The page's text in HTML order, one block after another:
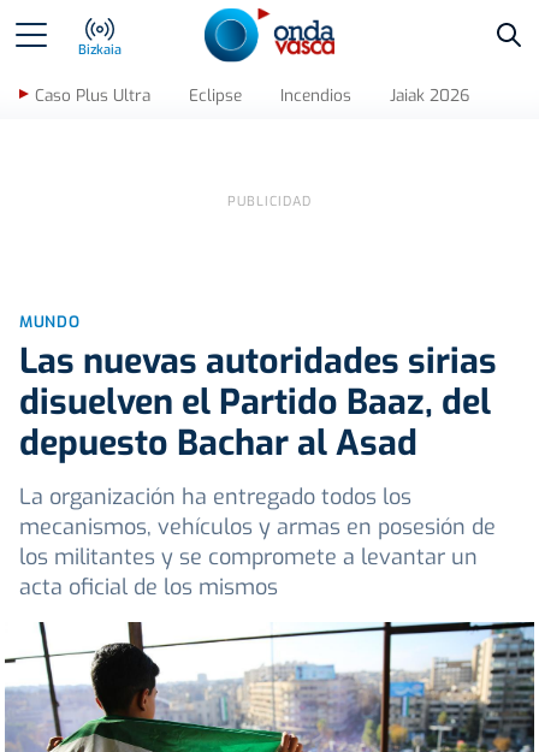
Bizkaia
Caso Plus Ultra Eclipse Incendios Jaiak 2026
MUNDO
Las nuevas autoridades sirias
disuelven el Partido Baaz, del
depuesto Bachar al Asad
La organización ha entregado todos los
mecanismos, vehículos y armas en posesión de
los militantes y se compromete a levantar un
acta oficial de los mismos